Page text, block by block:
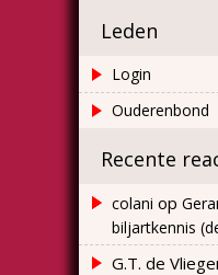
Leden
Login
Ouderenbond
Recente
colani op
biljartkennis
G.T. de